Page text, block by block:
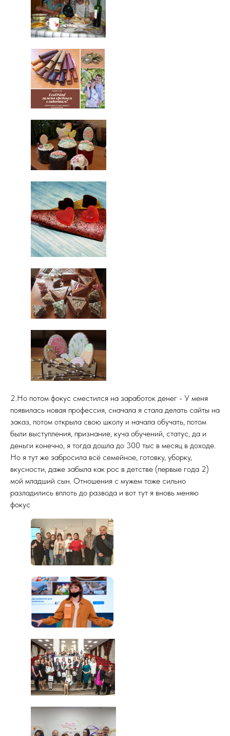
2.Но потом фокус сместился на заработок денег - У меня
появилась новая профессия, сначала я стала делать сайты на
заказ, потом открыла свою школу и начала обучать, потом
были выступления, признание, куча обучений, статус, да и
деньги конечно, я тогда дошла до 300 тыс в месяц в доходе.
Но я тут же забросила всё семейное, готовку, уборку,
вкусности, даже забыла как рос в детстве (первые года 2)
мой младший сын. Отношения с мужем тоже сильно
разладились вплоть до развода и вот тут я вновь меняю
фокус